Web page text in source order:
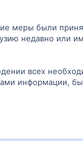
меры были
недавно или
всех
информации,